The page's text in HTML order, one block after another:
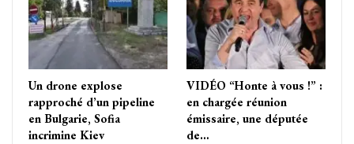
Un drone explose
rapproché d’un pipeline
en Bulgarie, Sofia
incrimine Kiev
VIDÉO “Honte à vous !” :
en chargée réunion
émissaire, une députée
de…